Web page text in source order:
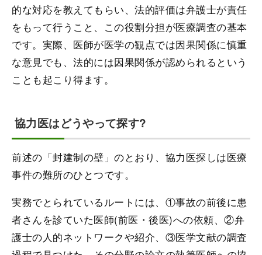
的な対応を教えてもらい、法的評価は弁護士が責任
をもって行うこと、この役割分担が医療調査の基本
です。実際、医師が医学の観点では因果関係に慎重
な意見でも、法的には因果関係が認められるという
ことも起こり得ます。
協力医はどうやって探す?
前述の「封建制の壁」のとおり、協力医探しは医療
事件の難所のひとつです。
実務でとられているルートには、①事故の前後に患
者さんを診ていた医師(前医・後医)への依頼、②弁
護士の人的ネットワークや紹介、③医学文献の調査